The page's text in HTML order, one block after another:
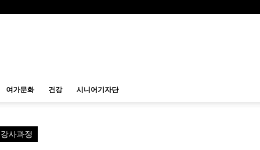
여가문화 건강 시니어기자단
사과정